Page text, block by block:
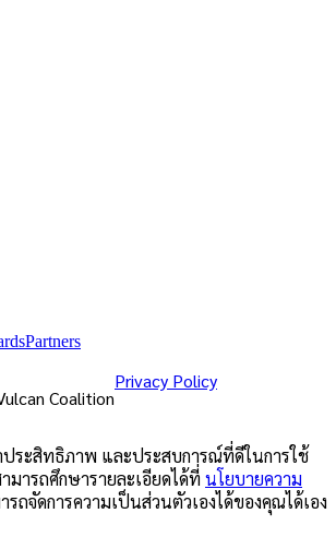
Partners
Coalition
Privacy Policy
ระสิทธิภาพ และประสบการณ์ที่ดีในการใช้
ารถศึกษารายละเอียดได้ที่ นโยบายความ
รถจัดการความเป็นส่วนตัวเองได้ของคุณได้เอง